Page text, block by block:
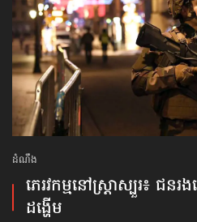
ដំណឹង
ភេរវកម្មនៅស្ត្រាស្បួរ៖ ជន
ដង្ហើម